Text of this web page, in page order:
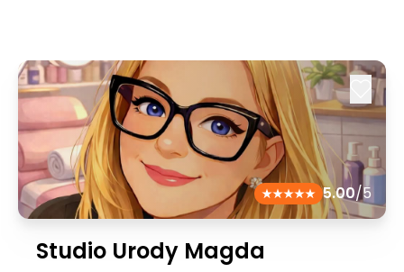
5.00/5
Studio Urody Magda